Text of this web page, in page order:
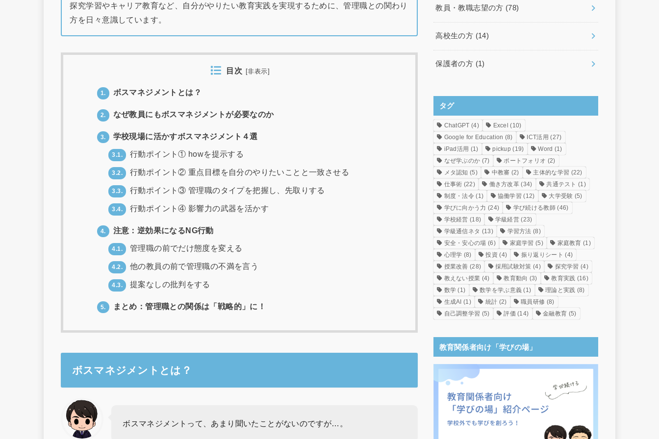
探究学習やキャリア教育など、自分がやりたい教育実践を実現するために、管理職との関わり
方を日々意識しています。
目次 [非表示]
1. ボスマネジメントとは？
2. なぜ教員にもボスマネジメントが必要なのか
3. 学校現場に活かすボスマネジメント４選
3.1. 行動ポイント① howを提示する
3.2. 行動ポイント② 重点目標を自分のやりたいことと一致させる
3.3. 行動ポイント③ 管理職のタイプを把握し、先取りする
3.4. 行動ポイント④ 影響力の武器を活かす
4. 注意：逆効果になるNG行動
4.1. 管理職の前でだけ態度を変える
4.2. 他の教員の前で管理職の不満を言う
4.3. 提案なしの批判をする
5. まとめ：管理職との関係は「戦略的」に！
ボスマネジメントとは？
ボスマネジメントって、あまり聞いたことがないのですが…。
教員・教職志望の方 (78)
高校生の方 (14)
保護者の方 (1)
タグ
ChatGPT (4) Excel (10)
Google for Education (8) ICT活用 (27)
iPad活用 (1) pickup (19) Word (1)
なぜ学ぶのか (7) ポートフォリオ (2)
メタ認知 (5) 中教審 (2) 主体的な学習 (22)
仕事術 (22) 働き方改革 (34) 共通テスト (1)
制度・法令 (1) 協働学習 (12) 大学受験 (5)
学びに向かう力 (24) 学び続ける教師(46)
学校経営 (18) 学級経営 (23)
学級通信ネタ (13) 学習方法 (8)
安全・安心の場 (6) 家庭学習 (5) 家庭教育 (1)
心理学 (8) 投資 (4) 振り返りシート (4)
授業改善 (28) 採用試験対策 (4) 探究学習 (4)
教えない授業 (4) 教育動向 (3) 教育実践 (16)
数学 (1) 数学を学ぶ意義 (1) 理論と実践 (8)
生成AI (1) 統計 (2) 職員研修 (8)
自己調整学習 (5) 評価 (14) 金融教育 (5)
教育関係者向け「学びの場」